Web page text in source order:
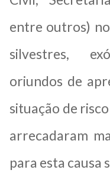
entre outros)
silvestres,
oriundos de
situação de
arrecadaram
para esta